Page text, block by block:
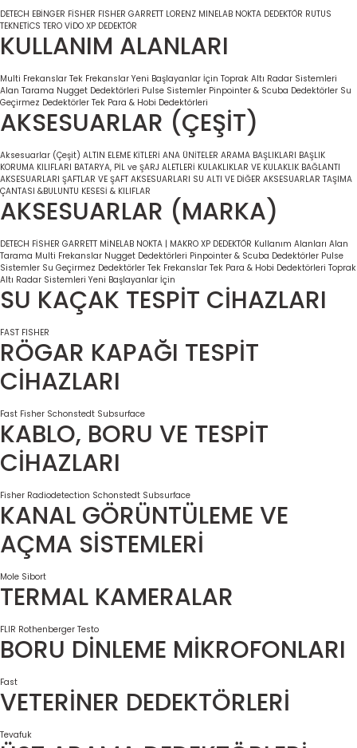
DETECH EBİNGER FİSHER FISHER GARRETT LORENZ MINELAB NOKTA DEDEKTÖR RUTUS
TEKNETİCS TERO VİDO XP DEDEKTÖR
KULLANIM ALANLARI
Multi Frekanslar Tek Frekanslar Yeni Başlayanlar İçin Toprak Altı Radar Sistemleri
Alan Tarama Nugget Dedektörleri Pulse Sistemler Pinpointer & Scuba Dedektörler Su
Geçirmez Dedektörler Tek Para & Hobi Dedektörleri
AKSESUARLAR (ÇEŞİT)
Aksesuarlar (Çeşit) ALTIN ELEME KİTLERİ ANA ÜNİTELER ARAMA BAŞLIKLARI BAŞLIK
KORUMA KILIFLARI BATARYA, PİL ve ŞARJ ALETLERİ KULAKLIKLAR VE KULAKLIK BAĞLANTI
AKSESUARLARI ŞAFTLAR VE ŞAFT AKSESUARLARI SU ALTI VE DİĞER AKSESUARLAR TAŞIMA
ÇANTASI &BULUNTU KESESİ & KILIFLAR
AKSESUARLAR (MARKA)
DETECH FİSHER GARRETT MİNELAB NOKTA | MAKRO XP DEDEKTÖR Kullanım Alanları Alan
Tarama Multi Frekanslar Nugget Dedektörleri Pinpointer & Scuba Dedektörler Pulse
Sistemler Su Geçirmez Dedektörler Tek Frekanslar Tek Para & Hobi Dedektörleri Toprak
Altı Radar Sistemleri Yeni Başlayanlar İçin
SU KAÇAK TESPİT CİHAZLARI
FAST FISHER
RÖGAR KAPAĞI TESPİT
CİHAZLARI
Fast Fisher Schonstedt Subsurface
KABLO, BORU VE TESPİT
CİHAZLARI
Fisher Radiodetection Schonstedt Subsurface
KANAL GÖRÜNTÜLEME VE
AÇMA SİSTEMLERİ
Mole Sibort
TERMAL KAMERALAR
FLIR Rothenberger Testo
BORU DİNLEME MİKROFONLARI
Fast
VETERİNER DEDEKTÖRLERİ
Tevafuk